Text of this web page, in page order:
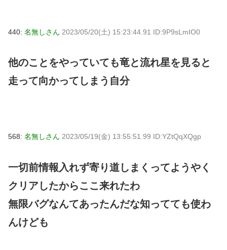
440: 名無しさん 2023/05/20(土) 15:23:44.91 ID:9P9sLmIO0
他のことをやっていても竜と流れ星を見ると
走って向かってしまう自分
568: 名無しさん 2023/05/19(金) 13:55:51.99 ID:YZtQqXQgp
一切前情報入れず寄り道しまくってようやく
クリアしたからここ来れたわ
無限バグなんてあったんだな知ってても使わ
んけども